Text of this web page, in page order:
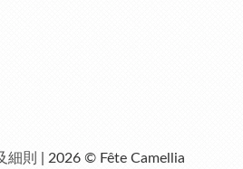
細則 | 2026 © Fête Camellia